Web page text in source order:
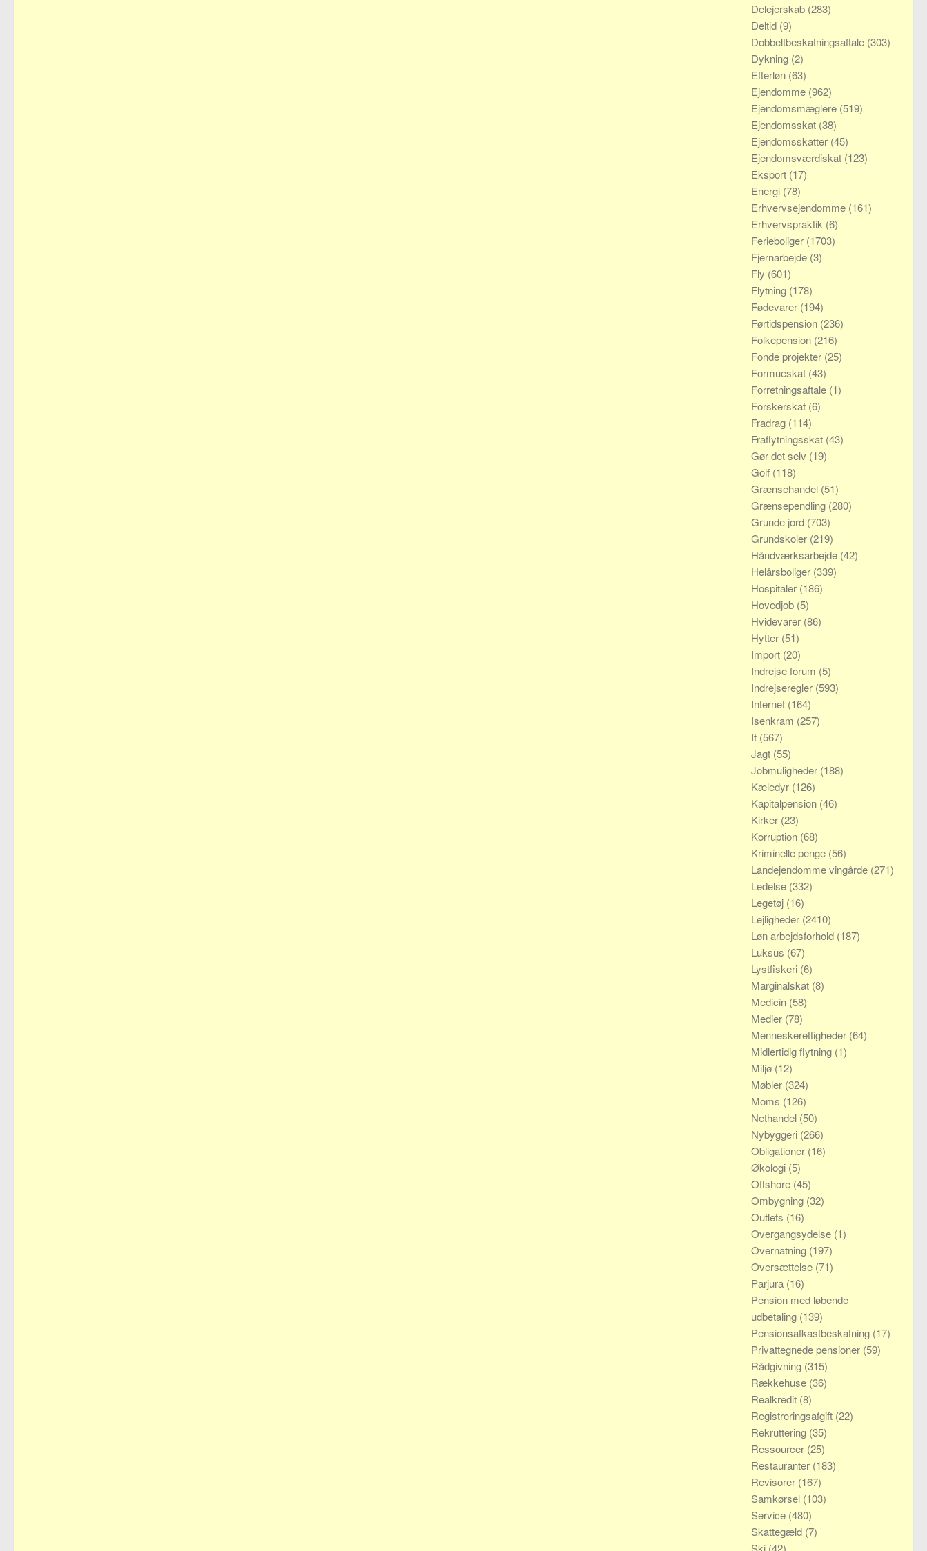
Delejerskab (283)
Deltid (9)
Dobbeltbeskatningsaftale (303)
Dykning (2)
Efterløn (63)
Ejendomme (962)
Ejendomsmæglere (519)
Ejendomsskat (38)
Ejendomsskatter (45)
Ejendomsværdiskat (123)
Eksport (17)
Energi (78)
Erhvervsejendomme (161)
Erhvervspraktik (6)
Ferieboliger (1703)
Fjernarbejde (3)
Fly (601)
Flytning (178)
Fødevarer (194)
Førtidspension (236)
Folkepension (216)
Fonde projekter (25)
Formueskat (43)
Forretningsaftale (1)
Forskerskat (6)
Fradrag (114)
Fraflytningsskat (43)
Gør det selv (19)
Golf (118)
Grænsehandel (51)
Grænsependling (280)
Grunde jord (703)
Grundskoler (219)
Håndværksarbejde (42)
Helårsboliger (339)
Hospitaler (186)
Hovedjob (5)
Hvidevarer (86)
Hytter (51)
Import (20)
Indrejse forum (5)
Indrejseregler (593)
Internet (164)
Isenkram (257)
It (567)
Jagt (55)
Jobmuligheder (188)
Kæledyr (126)
Kapitalpension (46)
Kirker (23)
Korruption (68)
Kriminelle penge (56)
Landejendomme vingårde (271)
Ledelse (332)
Legetøj (16)
Lejligheder (2410)
Løn arbejdsforhold (187)
Luksus (67)
Lystfiskeri (6)
Marginalskat (8)
Medicin (58)
Medier (78)
Menneskerettigheder (64)
Midlertidig flytning (1)
Miljø (12)
Møbler (324)
Moms (126)
Nethandel (50)
Nybyggeri (266)
Obligationer (16)
Økologi (5)
Offshore (45)
Ombygning (32)
Outlets (16)
Overgangsydelse (1)
Overnatning (197)
Oversættelse (71)
Parjura (16)
Pension med løbende
udbetaling (139)
Pensionsafkastbeskatning (17)
Privattegnede pensioner (59)
Rådgivning (315)
Rækkehuse (36)
Realkredit (8)
Registreringsafgift (22)
Rekruttering (35)
Ressourcer (25)
Restauranter (183)
Revisorer (167)
Samkørsel (103)
Service (480)
Skattegæld (7)
Ski (42)